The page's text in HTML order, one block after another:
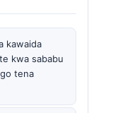
kawaida
kwa sababu
tena